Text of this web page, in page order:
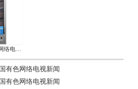
2026年2月27日中国有色网络电视新闻
有色网络电视新闻
有色网络电视新闻